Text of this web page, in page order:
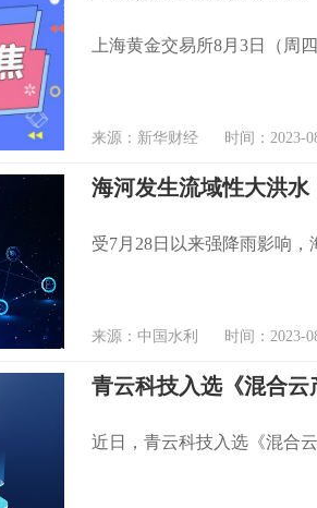
上海黄金交易所8月3日（周
来源：新华财经 时间：2023-
受7月28日以来强降雨影响，
来源：中国水利 时间：2023-
青云科技入选《混合云
近日，青云科技入选《混合